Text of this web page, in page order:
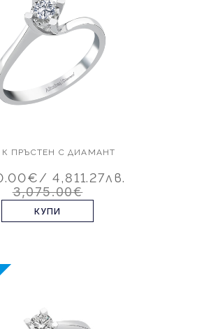
К ПРЪСТЕН С ДИАМАНТ
/ 4,811.27лв.
3,075.00€
КУПИ